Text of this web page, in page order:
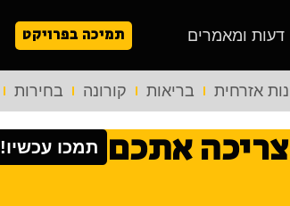
דעות ומאמרים תמיכה בפרויקט
אזרחית בריאות קורונה בחירות
אתכם תמכו עכשיו!